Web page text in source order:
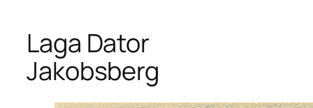
Laga Dator
Jakobsberg